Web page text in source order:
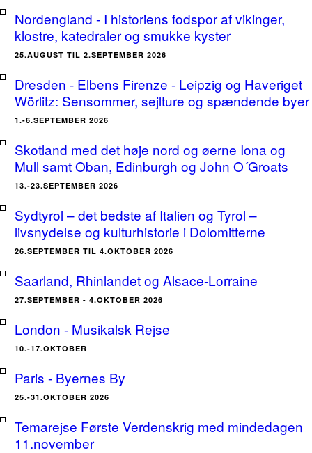
Nordengland - I historiens fodspor af vikinger,
klostre, katedraler og smukke kyster
25.AUGUST TIL 2.SEPTEMBER 2026
Dresden - Elbens Firenze - Leipzig og Haveriget
Wörlitz: Sensommer, sejlture og spændende byer
1.-6.SEPTEMBER 2026
Skotland med det høje nord og øerne Iona og
Mull samt Oban, Edinburgh og John O´Groats
13.-23.SEPTEMBER 2026
Sydtyrol – det bedste af Italien og Tyrol –
livsnydelse og kulturhistorie i Dolomitterne
26.SEPTEMBER TIL 4.OKTOBER 2026
Saarland, Rhinlandet og Alsace-Lorraine
27.SEPTEMBER - 4.OKTOBER 2026
London - Musikalsk Rejse
10.-17.OKTOBER
Paris - Byernes By
25.-31.OKTOBER 2026
Temarejse Første Verdenskrig med mindedagen
11.november